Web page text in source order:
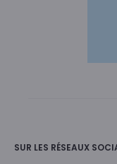
SUR LES RÉSEAUX